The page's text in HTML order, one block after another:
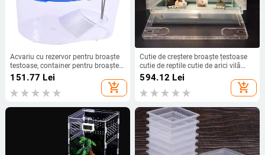
Acvariu cu rezervor pentru broaște
testoase, container pentru broaște
țestoase Rezervor pentru broaște
țestoase cu platformă de uscare
Terarium pentru reptile Rezervor mic
mâner
151.77 Lei
add_shopping_cart
Cutie de creștere broaște țestoase
cutie de reptile cutie de arici vilă
cușcă de creștere pentru hamsteri
cutie de creștere pliabilă accesorii
pentru acvariu
594.12 Lei
add_shopping_cart